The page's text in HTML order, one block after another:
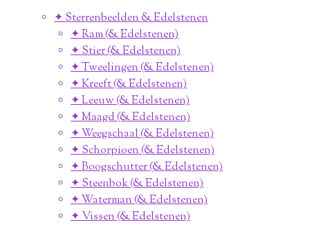
✦ Sterrenbeelden & Edelstenen
✦ Ram (& Edelstenen)
✦ Stier (& Edelstenen)
✦ Tweelingen (& Edelstenen)
✦ Kreeft (& Edelstenen)
✦ Leeuw (& Edelstenen)
✦ Maagd (& Edelstenen)
✦ Weegschaal (& Edelstenen)
✦ Schorpioen (& Edelstenen)
✦ Boogschutter (& Edelstenen)
✦ Steenbok (& Edelstenen)
✦ Waterman (& Edelstenen)
✦ Vissen (& Edelstenen)